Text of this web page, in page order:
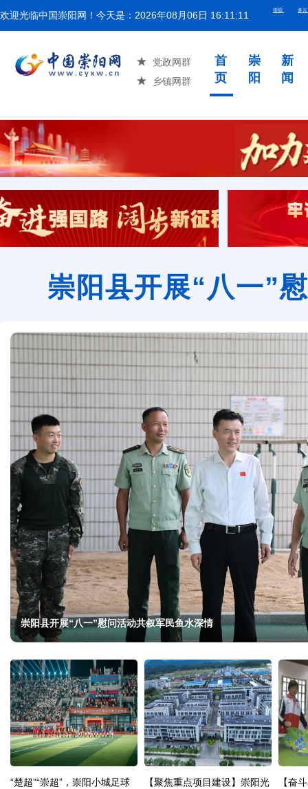
欢迎光临中国崇阳网！今天是： 2026年08月06日 16:11:12
党政网群
乡镇网群
首
页
崇
阳
新
闻
崇阳县开展“八一”
崇阳县开展“八一”慰问活动共叙军民鱼水深情
“楚超”“崇超”，崇阳小城足球
【聚焦重点项目建设】崇阳光
【奋